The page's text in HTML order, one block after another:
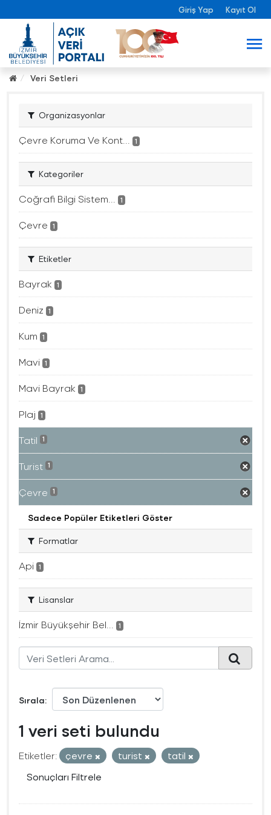
Giriş Yap Kayıt Ol
Veri Setleri
Organizasyonlar
Çevre Koruma Ve Kont... 1
Kategoriler
Coğrafi Bilgi Sistem... 1
Çevre 1
Etiketler
Bayrak 1
Deniz 1
Kum 1
Mavi 1
Mavi Bayrak 1
Plaj 1
Tatil 1
Turist 1
Çevre 1
Sadece Popüler Etiketleri Göster
Formatlar
Api 1
Lisanslar
İzmir Büyükşehir Bel... 1
Sırala
1 veri seti bulundu
Etiketler: çevre turist
tatil
Sonuçları Filtrele